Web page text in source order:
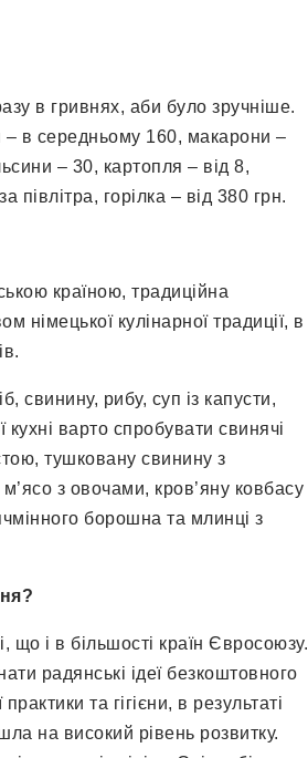
в гривнях, аби було зручніше.
в середньому 160, макарони –
– 30, картопля – від 8,
горілка – від 380 грн.
країною, традиційна
німецької кулінарної традиції, в
свинину, рибу, суп із капусти,
кухні варто спробувати свинячі
тушковану свинину з
з овочами, кров’яну ковбасу
борошна та млинці з
що і в більшості країн Євросоюзу.
радянські ідеї безкоштовного
та гігієни, в результаті
на високий рівень розвитку.